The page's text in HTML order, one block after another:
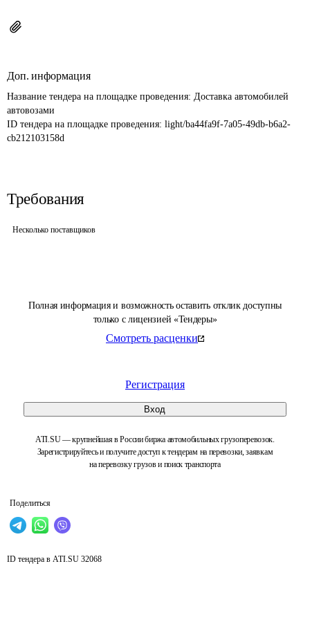
Полная информация и возможность оставить отклик доступны
только с лицензией «Тендеры»
Смотреть расценки
Регистрация
Вход
ATI.SU — крупнейшая в России биржа автомобильных грузоперевозок.
Зарегистрируйтесь и получите доступ к тендерам на перевозки, заявкам
на перевозку грузов и поиск транспорта
Поделиться
Доп. информация
Название тендера на площадке проведения: Доставка автомобилей
автовозами
ID тендера на площадке проведения: light/ba44fa9f-7a05-49db-b6a2-
cb212103158d
Требования
Несколько поставщиков
ID тендера в ATI.SU 32068